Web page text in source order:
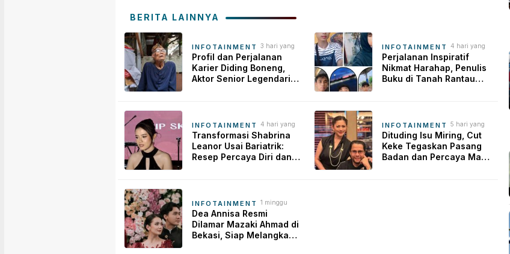
BERITA LAINNYA
INFOTAINMENT
3 hari yang
lalu
Profil dan Perjalanan
Karier Diding Boneng,
Aktor Senior Legendaris
INFOTAINMENT
4 hari yang
lalu
Perjalanan Inspiratif
Nikmat Harahap, Penulis
Buku di Tanah Rantau
INFOTAINMENT
4 hari yang
lalu
Transformasi Shabrina
Leanor Usai Bariatrik:
Resep Percaya Diri dan
INFOTAINMENT
5 hari yang
lalu
Dituding Isu Miring, Cut
Keke Tegaskan Pasang
Badan dan Percaya Malik
INFOTAINMENT
1 minggu
yang lalu
Dea Annisa Resmi
Dilamar Mazaki Ahmad di
Bekasi, Siap Melangkah